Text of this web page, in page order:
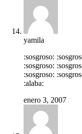
yamila
:sosgroso:
:sosgroso:
:sosgroso:
:alaba:
enero 3, 2007